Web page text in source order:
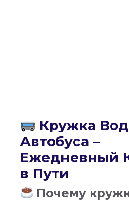
Кружка
Автобуса –
Ежедневный
в Пути
Почему